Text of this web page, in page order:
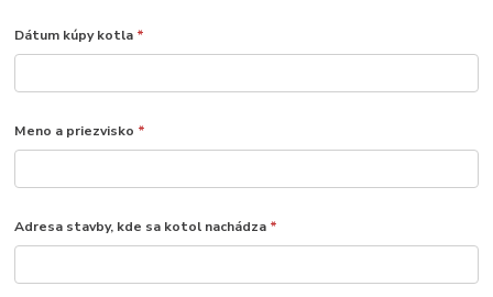
Dátum kúpy kotla *
Meno a priezvisko *
Adresa stavby, kde sa kotol nachádza *